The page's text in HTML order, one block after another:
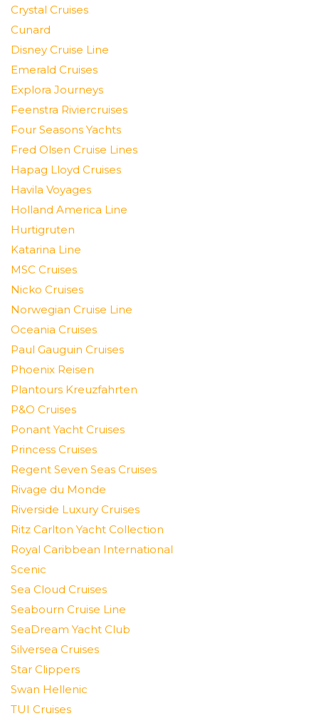
Crystal Cruises
Cunard
Disney Cruise Line
Emerald Cruises
Explora Journeys
Feenstra Riviercruises
Four Seasons Yachts
Fred Olsen Cruise Lines
Hapag Lloyd Cruises
Havila Voyages
Holland America Line
Hurtigruten
Katarina Line
MSC Cruises
Nicko Cruises
Norwegian Cruise Line
Oceania Cruises
Paul Gauguin Cruises
Phoenix Reisen
Plantours Kreuzfahrten
P&O Cruises
Ponant Yacht Cruises
Princess Cruises
Regent Seven Seas Cruises
Rivage du Monde
Riverside Luxury Cruises
Ritz Carlton Yacht Collection
Royal Caribbean International
Scenic
Sea Cloud Cruises
Seabourn Cruise Line
SeaDream Yacht Club
Silversea Cruises
Star Clippers
Swan Hellenic
TUI Cruises